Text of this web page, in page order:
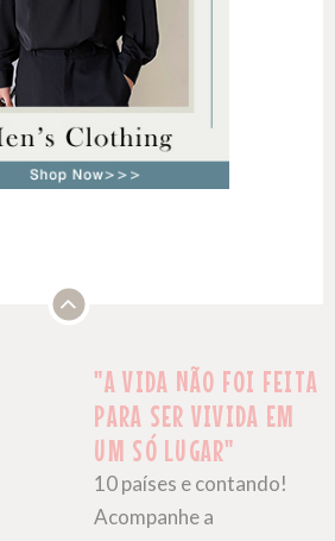
"A VIDA NÃO FOI FEITA
PARA SER VIVIDA EM
UM SÓ LUGAR"
10 países e contando!
Acompanhe a